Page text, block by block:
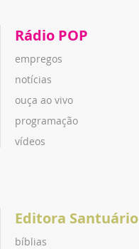
Rádio POP
empregos
notícias
ouça ao vivo
programação
vídeos
Editora Santuário
bíblias